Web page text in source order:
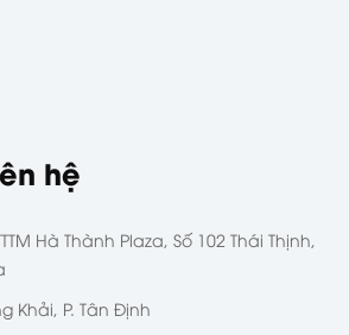
hệ
Hà Thành Plaza, Số 102 Thái Thịnh,
Khải, P. Tân Định